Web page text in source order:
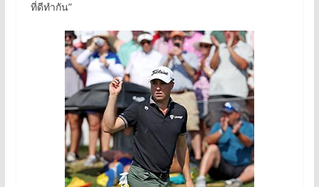
ที่ดีทำกัน”